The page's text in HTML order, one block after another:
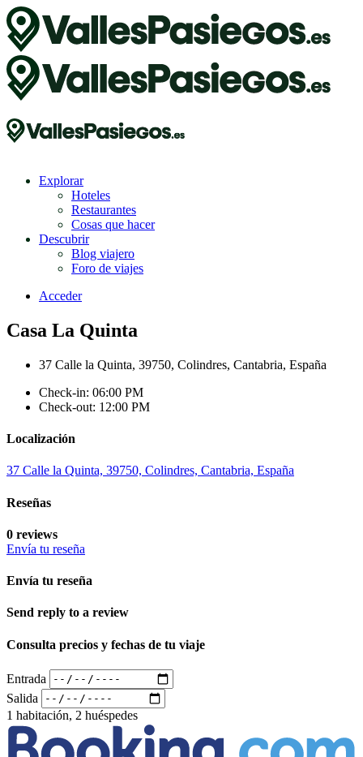
Explorar
Hoteles
Restaurantes
Cosas que hacer
Descubrir
Blog viajero
Foro de viajes
Acceder
Casa La Quinta
37 Calle la Quinta, 39750, Colindres, Cantabria, España
Check-in: 06:00 PM
Check-out: 12:00 PM
Localización
37 Calle la Quinta, 39750, Colindres, Cantabria, España
Reseñas
0 reviews
Envía tu reseña
Envía tu reseña
Send reply to a review
Consulta precios y fechas de tu viaje
Entrada
Salida
1 habitación, 2 huéspedes